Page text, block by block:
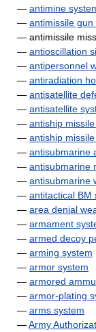
— antimine
— antimissile gun
— antimissile
— antioscillation
— antipersonnel
— antiradiation
— antisatellite
— antisatellite
— antiship
— antiship
— antisubmarine
— antisubmarine
— antisubmarine
— antitactical BM
— area denial
— armament
— armed decoy
— arming system
— armor system
— armored
— armor-plating
— arms system
—Army